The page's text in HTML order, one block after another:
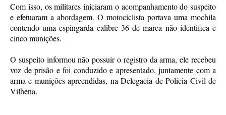
Com isso, os militares iniciaram o acompanhamento do suspeito
e efetuaram a abordagem. O motociclista portava uma mochila
contendo uma espingarda calibre 36 de marca não identifica e
cinco munições.
O suspeito informou não possuir o registro da arma, ele recebeu
voz de prisão e foi conduzido e apresentado, juntamente com a
arma e munições apreendidas, na Delegacia de Polícia Civil de
Vilhena.